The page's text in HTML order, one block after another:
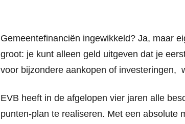
Gemeentefinanciën ingewikkeld? Ja, maar
groot: je kunt alleen geld uitgeven dat je
voor bijzondere aankopen of investeringen,
EVB heeft in de afgelopen vier jaren alle
punten-plan te realiseren. Met een absolute